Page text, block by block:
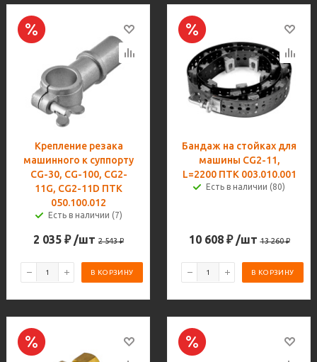
Крепление резака
машинного к суппорту
CG-30, CG-100, CG2-
11G, CG2-11D ПТК
050.100.012
Есть в наличии (7)
2 035 ₽ /шт 2 543₽
В КОРЗИНУ
Бандаж на стойках для
машины CG2-11,
L=2200 ПТК 003.010.001
Есть в наличии (80)
10 608₽ /шт 13 260₽
В КОРЗИНУ